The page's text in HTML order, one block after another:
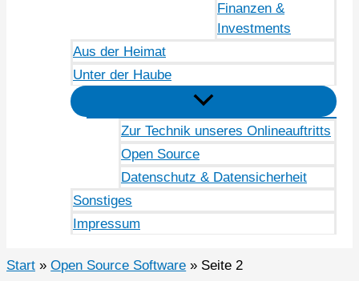
Finanzen &
Investments
Aus der Heimat
Unter der Haube
Zur Technik unseres Onlineauftritts
Open Source
Datenschutz & Datensicherheit
Sonstiges
Impressum
Start Open Source Software Seite 2